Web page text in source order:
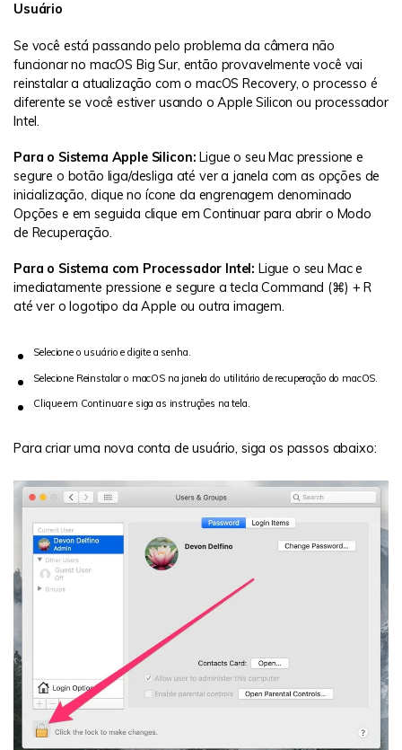
Usuário
Se você está passando pelo problema da câmera não
funcionar no macOS Big Sur, então provavelmente você vai
reinstalar a atualização com o macOS Recovery, o processo é
diferente se você estiver usando o Apple Silicon ou processador
Intel.
Para o Sistema Apple Silicon:Ligue o seu Mac pressione e
segure o botão liga/desliga até ver a janela com as opções de
inicialização, clique no ícone da engrenagem denominado
Opções e em seguida clique em Continuar para abrir o Modo
de Recuperação.
Para o Sistema com Processador Intel: Ligue o seu Mac e
imediatamente pressione e segure a tecla Command (⌘) + R
até ver o logotipo da Apple ou outra imagem.
Selecione o usuário e digite a senha.
Selecione Reinstalar o macOS na janela do utilitário de recuperação do macOS.
Clique em Continuar e siga as instruções na tela.
Para criar uma nova conta de usuário, siga os passos abaixo: